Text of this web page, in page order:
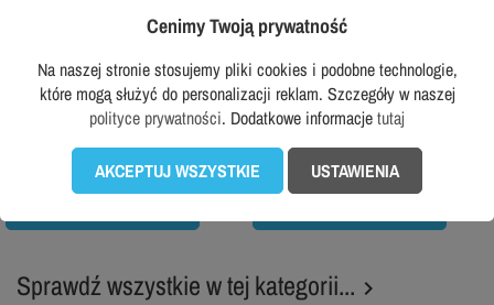
DASSY
Dassy nakolanniki Cratos
z VAT
Rekomendowana cena producenta:
HELLY HANSEN
Nakolanniki robocze Helly Hansen
Standard
69,99 złz VAT73,00 zł
Sprawdź wszystkie w tej kategorii... 
Cenimy Twoją prywatność
Na naszej stronie stosujemy pliki cookies i podobne technologie,
które mogą służyć do personalizacji reklam. Szczegóły w naszej
polityce prywatności. Dodatkowe informacjetutaj
AKCEPTUJ WSZYSTKIE USTAWIENIA